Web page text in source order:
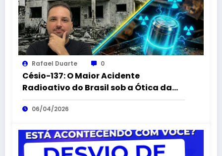
Rafael Duarte 0
Césio-137: O Maior Acidente
Radioativo do Brasil sob a Ótica da
Logística Reversa
06/04/2026